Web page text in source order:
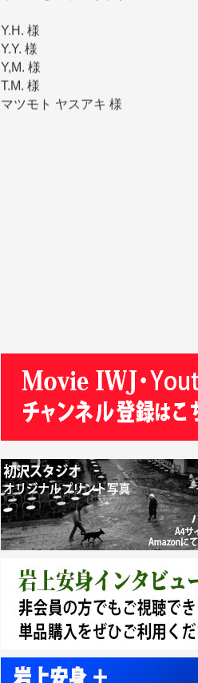
Y,M. 様
T.M. 様
マツモト ヤスアキ 様
マシオン 恵美香 様
岩井 祐子 様
マシオン恵美香 様
山本賢二 様
金 盛起 様
塩川 晃平 様
松本益美 様
井出 隆太 様
及川昭男 様
藤田英之 様
藤岡比左志 様
井出 隆太 様
小池説夫 様